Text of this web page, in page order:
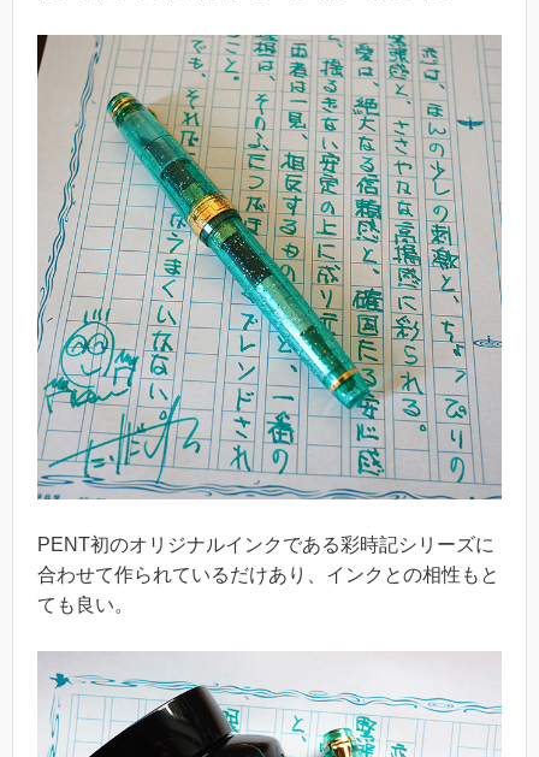
PENT初のオリジナルインクである彩時記シリーズに
合わせて作られているだけあり、インクとの相性もと
ても良い。